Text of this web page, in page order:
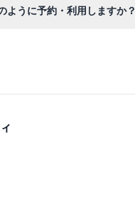
ように予約・利用しますか？